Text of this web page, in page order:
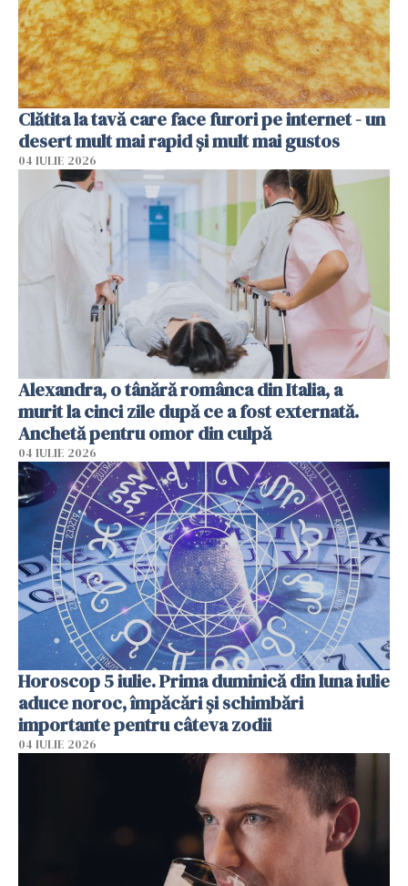
Clătita la tavă care face furori pe internet - un
desert mult mai rapid și mult mai gustos
04 IULIE 2026
Alexandra, o tânără românca din Italia, a
murit la cinci zile după ce a fost externată.
Anchetă pentru omor din culpă
04 IULIE 2026
Horoscop 5 iulie. Prima duminică din luna iulie
aduce noroc, împăcări și schimbări
importante pentru câteva zodii
04 IULIE 2026